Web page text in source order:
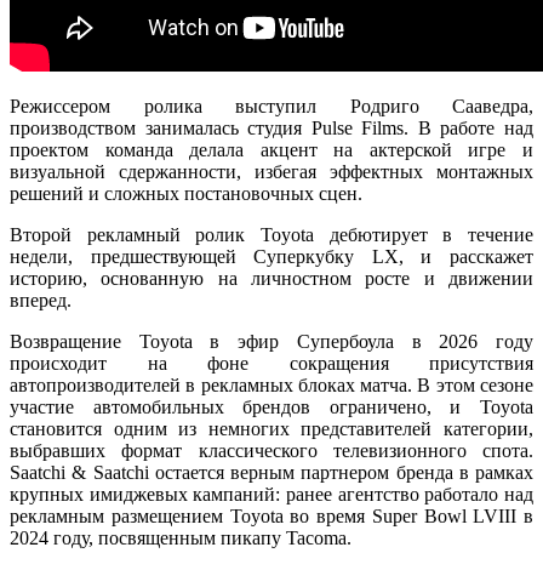
Режиссером ролика выступил Родриго Сааведра,
производством занималась студия Pulse Films. В работе над
проектом команда делала акцент на актерской игре и
визуальной сдержанности, избегая эффектных монтажных
решений и сложных постановочных сцен.
Второй рекламный ролик Toyota дебютирует в течение
недели, предшествующей Суперкубку LX, и расскажет
историю, основанную на личностном росте и движении
вперед.
Возвращение Toyota в эфир Супербоула в 2026 году
происходит на фоне сокращения присутствия
автопроизводителей в рекламных блоках матча. В этом сезоне
участие автомобильных брендов ограничено, и Toyota
становится одним из немногих представителей категории,
выбравших формат классического телевизионного спота.
Saatchi & Saatchi остается верным партнером бренда в рамках
крупных имиджевых кампаний: ранее агентство работало над
рекламным размещением Toyota во время Super Bowl LVIII в
2024 году, посвященным пикапу Tacoma.